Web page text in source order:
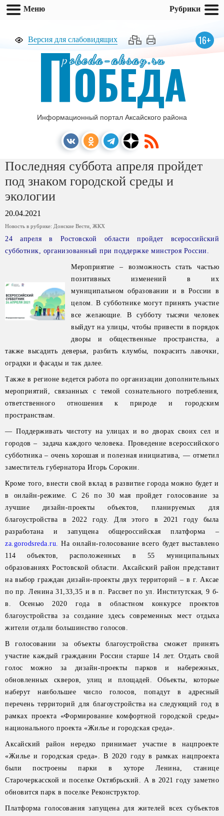
Версия для слабовидящих 16+
pobeda-aksay.ru
ПОБЕДА
Информационный портал Аксайского района
Последняя суббота апреля пройдет
под знаком городской среды и
экологии
20.04.2021
Новость в рубрике: Донские Вести ЖКХ
24 апреля в Ростовской области пройдет всероссийский
субботник, организованный при поддержке минстроя России.
Мероприятие – возможность стать частью
позитивных изменений в их
муниципальном образовании и в России в
целом. В субботнике могут принять участие
все желающие. В субботу тысячи человек
выйдут на улицы, чтобы привести в порядок
дворы и общественные пространства, а
также высадить деверья, разбить клумбы, покрасить лавочки,
оградки и фасады и так далее.
Также в регионе ведется работа по организации дополнительных
мероприятий, связанных с темой сознательного потребления,
ответственного отношения к природе и городским
пространствам.
— Поддерживать чистоту на улицах и во дворах своих сел и
городов – задача каждого человека. Проведение всероссийского
субботника – очень хорошая и полезная инициатива, — отметил
заместитель губернатора Игорь Сорокин.
Кроме того, внести свой вклад в развитие города можно будет и
в онлайн-режиме. С 26 по 30 мая пройдет голосование за
лучшие дизайн-проекты объектов, планируемых для
благоустройства в 2022 году. Для этого в 2021 году была
разработана и запущена общероссийская платформа –
za.gorodsreda.ru. На онлайн-голосование всего будет выставлено
114 объектов, расположенных в 55 муниципальных
образованиях Ростовской области. Аксайский район представит
на выбор граждан дизайн-проекты двух территорий – в г. Аксае
по пр. Ленина 31,33,35 и в п. Рассвет по ул. Институтская, 9 б-
в. Осенью 2020 года в областном конкурсе проектов
благоустройства за создание здесь современных мест отдыха
жители отдали большинство голосов.
В голосовании за объекты благоустройства сможет принять
участие каждый гражданин России старше 14 лет. Отдать свой
голос можно за дизайн-проекты парков и набережных,
обновленных скверов, улиц и площадей. Объекты, которые
наберут наибольшее число голосов, попадут в адресный
перечень территорий для благоустройства на следующий год в
рамках проекта «Формирование комфортной городской среды»
национального проекта «Жилье и городская среда».
Аксайский район нередко принимает участие в нацпроекте
«Жилье и городская среда». В 2020 году в рамках нацпроекта
были построены парки в хуторе Ленина, станице
Старочеркасской и поселке Октябрьский. А в 2021 году заметно
обновится парк в поселке Реконструктор.
Платформа голосования запущена для жителей всех субъектов
Меню Рубрики